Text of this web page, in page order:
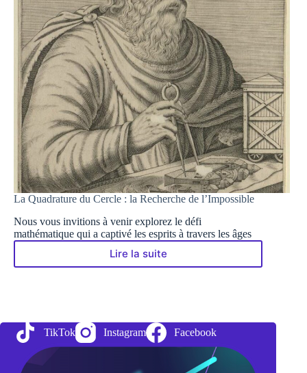
La Quadrature du Cercle : la Recherche de l’Impossible
Nous vous invitions à venir explorez le défi
mathématique qui a captivé les esprits à travers les âges
Lire la suite
La
la
Recherche
de
TikTok Instagram Facebook